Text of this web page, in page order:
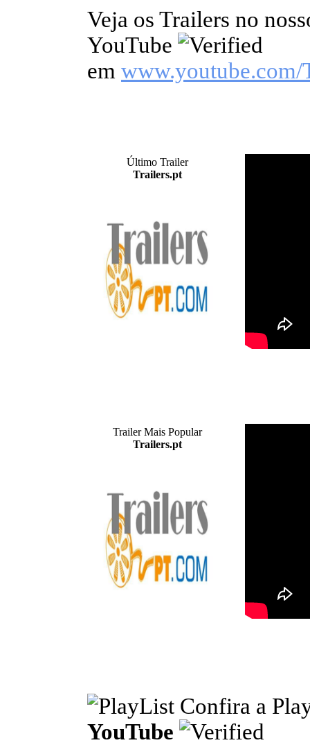
Veja os Trailers no
YouTube
em www.youtube.com/
Último Trailer
Trailers.pt
Trailer Mais Popular
Trailers.pt
Confira a
YouTube